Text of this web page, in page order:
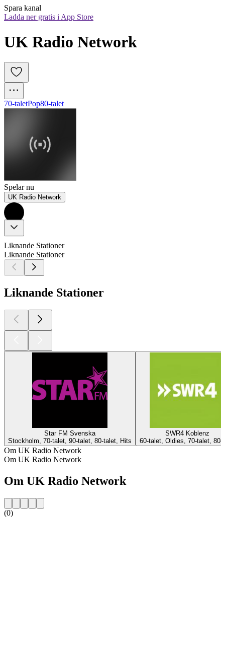
Spara kanal
Ladda ner gratis i App Store
UK Radio Network
70-taletPop80-talet
Spelar nu
UK Radio Network
Liknande Stationer
Liknande Stationer
Liknande Stationer
Star FM Svenska
Stockholm, 70-talet, 90-talet, 80-talet, Hits
SWR4 Koblenz
60-talet, Oldies, 70-talet, 80-
Om UK Radio Network
Om UK Radio Network
Om UK Radio Network
(0)